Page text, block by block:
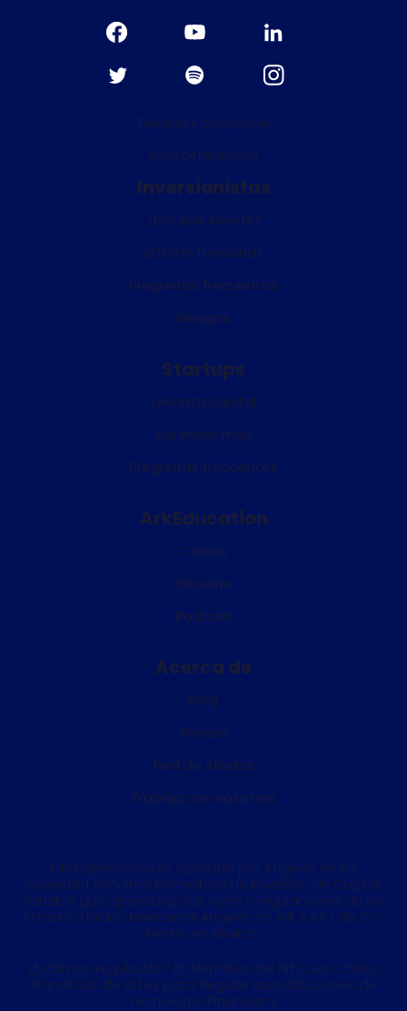
Términos y Condiciones
Aviso de Privacidad
Inversionistas
¿Por qué invertir?
¿Cómo funciona?
Preguntas frecuentes
Riesgos
Startups
Levanta capital
Aprender más
Preguntas frecuentes
ArkEducation
Cursos
Glosario
Podcast
Acerca de
Blog
Prensa
Red de Aliados
Trabaja con nosotros
Arkangeles.com es operado por Angeles en Ark
Sociedad Anónima Promotora de Inversión de Capital
Variable que opera bajo las leyes y regulaciones de los
Estados Unidos Mexicanos.Angeles en Ark S.A.P.I. de C.V.
Hecho en México.
¿Estamos regulados? En términos del artículo Octavo
Transitorio de la Ley para Regular las Instituciones de
Tecnología Financiera.